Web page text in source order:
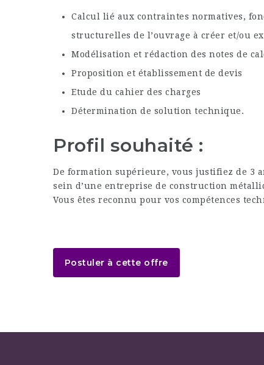
Calcul lié aux contraintes normatives,
structurelles de l’ouvrage à créer et/ou
Modélisation et rédaction des notes de
Proposition et établissement de devis
Etude du cahier des charges
Détermination de solution technique.
Profil souhaité :
De formation supérieure, vous justifiez de 3
sein d’une entreprise de construction
Vous êtes reconnu pour vos compétences
Postuler à cette offre